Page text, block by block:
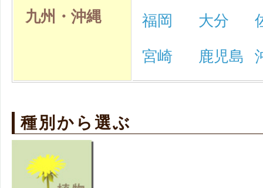
九州・沖縄 福岡 大分
宮崎 鹿児島
種別から選ぶ